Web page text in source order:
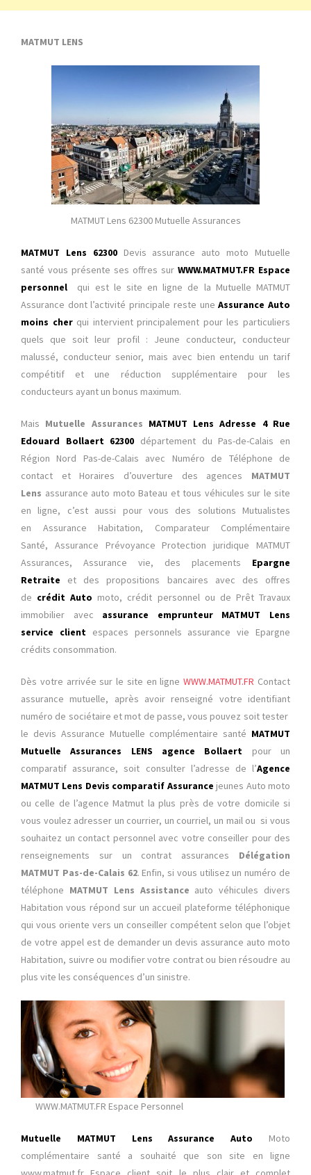
MATMUT LENS
MATMUT Lens 62300 Mutuelle Assurances
MATMUT Lens 62300 Devis assurance auto moto Mutuelle
santé vous présente ses offres sur WWW.MATMUT.FR Espace
personnel qui est le site en ligne de la Mutuelle MATMUT
Assurance dont l’activité principale reste uneAssurance Auto
moins cherqui intervient principalement pour les particuliers
quels que soit leur profil : Jeune conducteur, conducteur
malussé, conducteur senior, mais avec bien entendu un tarif
compétitif et une réduction supplémentaire pour les
conducteurs ayant un bonus maximum.
Mais Mutuelle Assurances MATMUT Lens Adresse 4 Rue
Edouard Bollaert 62300 département du Pas-de-Calais en
Région Nord Pas-de-Calais avec Numéro de Téléphone de
contact et Horaires d’ouverture des agences MATMUT
Lens assurance auto moto Bateau et tous véhicules sur le site
en ligne,
c’est aussi pour vous des solutions Mutualistes
en Assurance Habitation, Comparateur Complémentaire
Santé, Assurance Prévoyance Protection juridique MATMUT
Assurances, Assurance vie, des placements Epargne
Retraite et des propositions bancaires avec des offres
de crédit Auto moto, crédit personnel ou de Prêt Travaux
immobilier avec assurance emprunteur MATMUT Lens
service client espaces personnels assurance vie Epargne
crédits consommation.
Dès votre arrivée sur le site en ligneWWW.MATMUT.FR Contact
assurance mutuelle, après avoir renseigné votre identifiant
numéro de sociétaire et mot de passe, vous pouvez soit tester
le devis Assurance Mutuelle complémentaire santé MATMUT
Mutuelle Assurances LENS agence Bollaert pour un
comparatif assurance, soit consulter l’adresse de l’Agence
MATMUT Lens Devis comparatif Assurance jeunes Auto moto
ou celle de l’agence Matmut la plus près de votre domicile si
vous voulez adresser un courrier, un courriel, un mail ou si vous
souhaitez un contact personnel avec votre conseiller pour des
renseignements sur un contrat assurances Délégation
MATMUT Pas-de-Calais 62. Enfin, si vous utilisez un numéro de
téléphone MATMUT Lens Assistance auto véhicules divers
Habitation vous répond sur un accueil plateforme téléphonique
qui vous oriente vers un conseiller compétent selon que l’objet
de votre appel est de demander un devis assurance auto moto
Habitation, suivre ou modifier votre contrat ou bien résoudre au
plus vite les conséquences d’un sinistre.
WWW.MATMUT.FR Espace Personnel
Mutuelle MATMUT Lens Assurance Auto Moto
complémentaire santé a souhaité que son site en ligne